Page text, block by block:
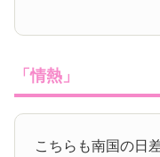
「情熱」
こちらも南国の日